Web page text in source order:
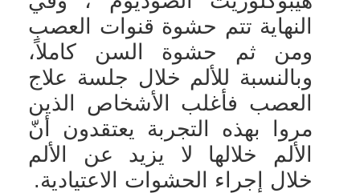
النهاية تتم حشوة قنوات العصب
ومن ثم حشوة السن كاملاً،
وبالنسبة للألم خلال جلسة علاج
العصب فأغلب الأشخاص الذين
مروا بهذه التجربة يعتقدون أنّ
الألم خلالها لا يزيد عن الألم
خلال إجراء الحشوات الاعتيادية.